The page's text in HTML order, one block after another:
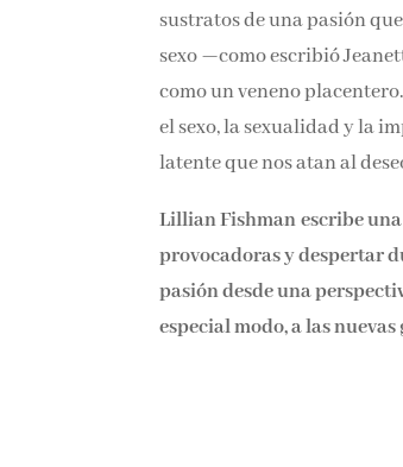
sustratos de una pasión
sexo —como escribió
como un veneno
el sexo, la sexualidad y la
latente que nos atan al
Lillian Fishman escribe
provocadoras y despertar
pasión desde una
especial modo, a las